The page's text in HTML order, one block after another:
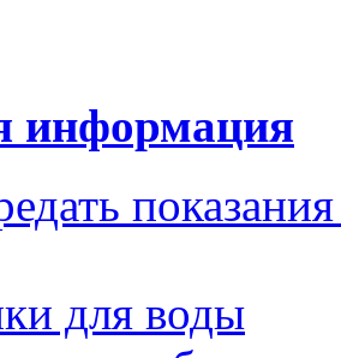
информация
для воды